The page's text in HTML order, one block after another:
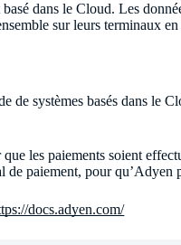
dans le Cloud. Les
sur leurs terminaux en
de systèmes basés dans le
les paiements soient
paiement, pour qu’Adyen
docs.adyen.com/